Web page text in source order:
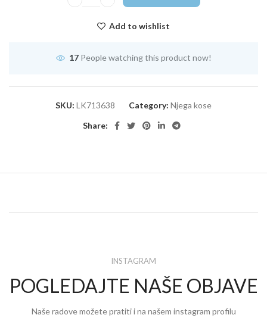
Add to wishlist
17 People watching this product now!
SKU: LK713638 Category: Njega kose
Share:
INSTAGRAM
POGLEDAJTE NAŠE OBJAVE
Naše radove možete pratiti i na našem instagram profilu